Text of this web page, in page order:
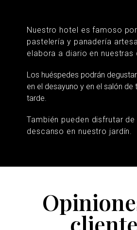
Nuestro hotel es famoso
pastelería y panadería
elabora a diario en nuestras
Los huéspedes podrán
en el desayuno y en el salón de
tarde.
También pueden disfrutar de
descanso en nuestro jardín.